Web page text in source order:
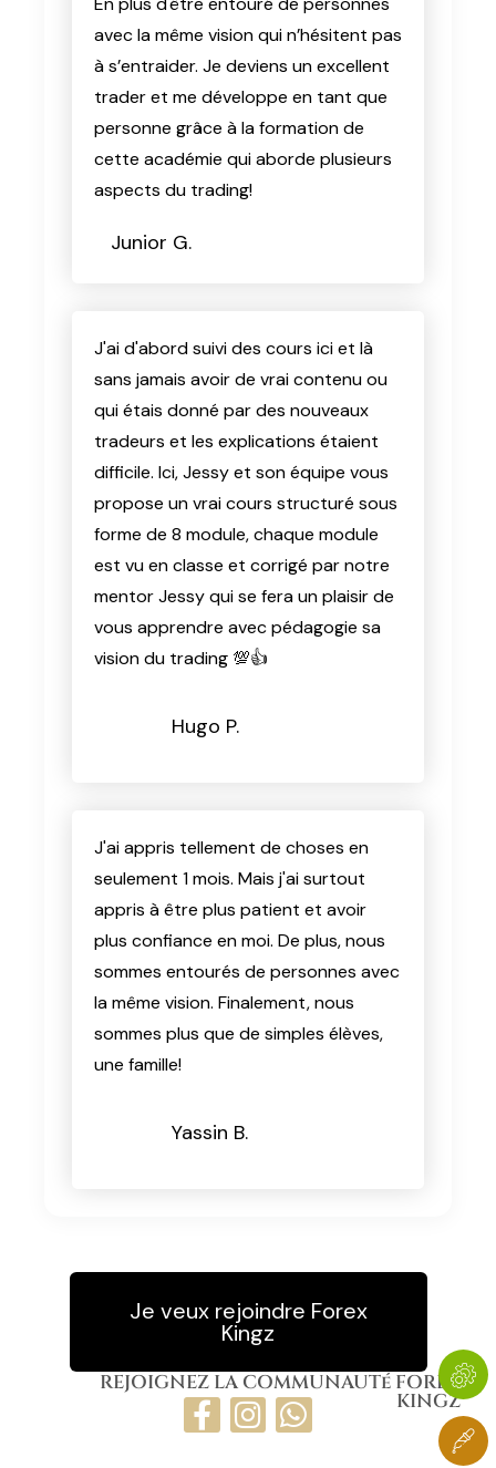
avec la même vision qui n’hésitent pas
à s’entraider. Je deviens un excellent
trader et me développe en tant que
personne grâce à la formation de
cette académie qui aborde plusieurs
aspects du trading!
Junior G.
J'ai d'abord suivi des cours ici et là
sans jamais avoir de vrai contenu ou
qui étais donné par des nouveaux
tradeurs et les explications étaient
difficile. Ici, Jessy et son équipe vous
propose un vrai cours structuré sous
forme de 8 module, chaque module
est vu en classe et corrigé par notre
mentor Jessy qui se fera un plaisir de
vous apprendre avec pédagogie sa
vision du trading 💯👍
seulement 1 mois. Mais j'ai surtout
appris à être plus patient et avoir
plus confiance en moi. De plus, nous
sommes entourés de personnes avec
la même vision. Finalement, nous
sommes plus que de simples élèves,
une famille!
Kingz
REJOIGNEZ LA COMMUNAUTé FOREX